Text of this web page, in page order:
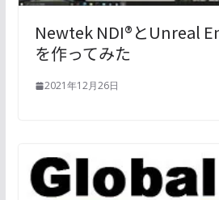
Newtek NDI®とUnreal
を作ってみた
2021年12月26日